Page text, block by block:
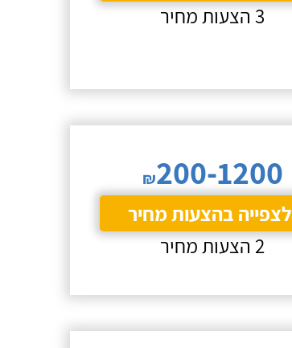
3 הצעות מחיר
₪200-1200
לצפייה בהצעות מחיר
2 הצעות מחיר